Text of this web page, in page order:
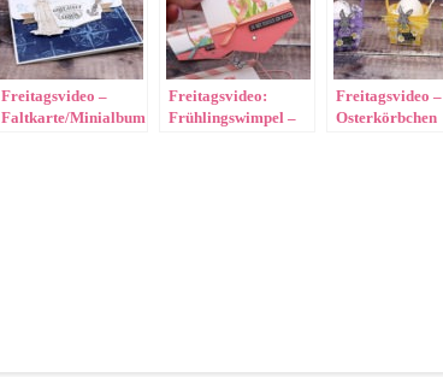
Freitagsvideo –
Faltkarte/Minialbum
Freitagsvideo:
Frühlingswimpel –
Freitagsvideo –
Osterkörbchen